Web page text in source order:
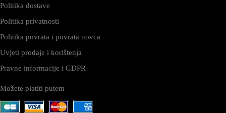
Politika dostave
Politika privatnosti
Politika povrata i povrata novca
Uvjeti prodaje i korištenja
Pravne informacije i GDPR
Možete platiti putem